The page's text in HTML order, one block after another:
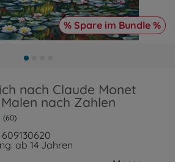
% Spare im Bundle %
nach Claude Monet
Malen nach Zahlen
(60)
ab 14 Jahren